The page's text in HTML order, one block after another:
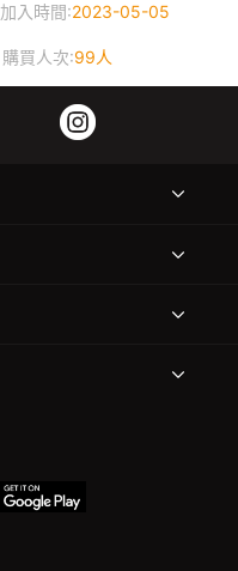
加入時間:2023-05-05
購買人次:99人